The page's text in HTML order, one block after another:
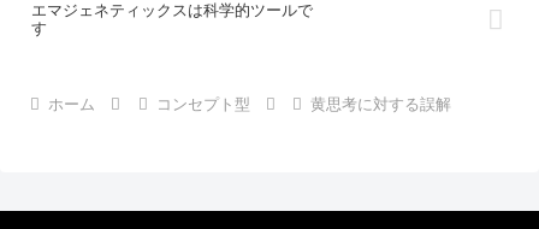
エマジェネティックスは科学的ツールで
す
ホーム コンセプト型 黄思考に対する誤解